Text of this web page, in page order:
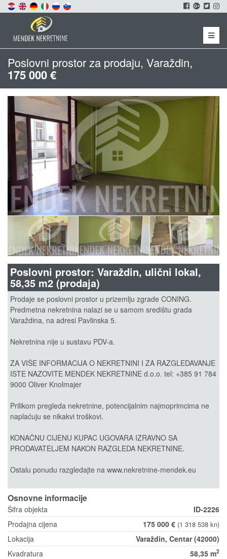
Menu
Poslovni prostor za prodaju, Varaždin,
175 000 €
Poslovni prostor: Varaždin, ulični lokal,
58,35 m2 (prodaja)
Prodaje se poslovni prostor u prizemlju zgrade CONING.
Predmetna nekretnina nalazi se u samom središtu grada
Varaždina, na adresi Pavlinska 5.
Nekretnina nije u sustavu PDV-a.
ZA VIŠE INFORMACIJA O NEKRETNINI I ZA RAZGLEDAVANJE
ISTE NAZOVITE MENDEK NEKRETNINE d.o.o. tel: +385 91 784
9000 Oliver Knolmajer
Prilikom pregleda nekretnine, potencijalnim najmoprimcima ne
naplaćuju se nikakvi troškovi.
KONAČNU CIJENU KUPAC UGOVARA IZRAVNO SA
PRODAVATELJEM NAKON RAZGLEDA NEKRETNINE.
Ostalu ponudu razgledajte na www.nekretnine-mendek.eu
Osnovne informacije
Šifra objekta
ID-2226
Prodajna cijena
175 000 € (1 318 538 kn)
Lokacija
Varaždin, Centar (42000)
Kvadratura
58,35 m2